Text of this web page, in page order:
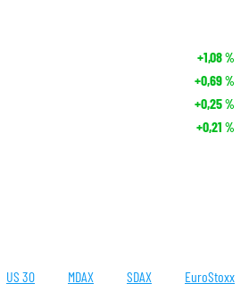
+1,08%
+0,69%
+0,25%
+0,21 %
US 30 MDAX SDAX EuroStoxx